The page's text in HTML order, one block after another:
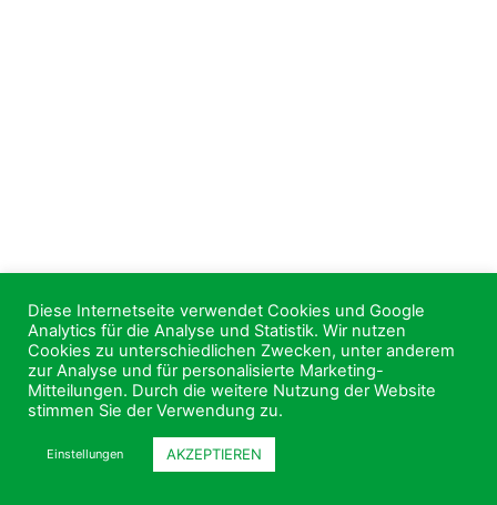
Diese Internetseite verwendet Cookies und Google
Analytics für die Analyse und Statistik. Wir nutzen
Cookies zu unterschiedlichen Zwecken, unter anderem
zur Analyse und für personalisierte Marketing-
Mitteilungen. Durch die weitere Nutzung der Website
stimmen Sie der Verwendung zu.
Einstellungen AKZEPTIEREN